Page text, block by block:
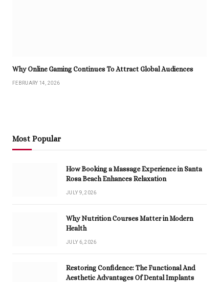
Why Online Gaming Continues To Attract Global Audiences
FEBRUARY 14, 2026
Most Popular
How Booking a Massage Experience in Santa
Rosa Beach Enhances Relaxation
JULY 9, 2026
Why Nutrition Courses Matter in Modern
Health
JULY 6, 2026
Restoring Confidence: The Functional And
Aesthetic Advantages Of Dental Implants